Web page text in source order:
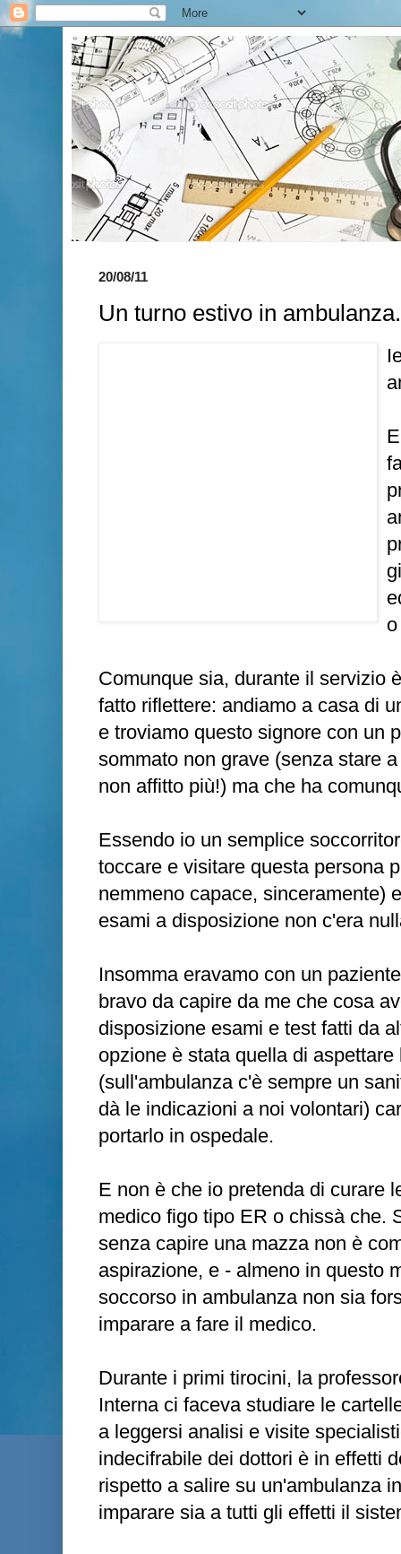
20/08/11
Un turno estivo in ambulanza.
Comunque sia, durante il servizio
fatto riflettere: andiamo a casa di
e troviamo questo signore con un
sommato non grave (senza stare
non affitto più!) ma che ha
Essendo io un semplice
toccare e visitare questa persona
nemmeno capace, sinceramente)
esami a disposizione non c'era
Insomma eravamo con un
bravo da capire da me che cosa
disposizione esami e test fatti da
opzione è stata quella di
(sull'ambulanza c'è sempre un
dà le indicazioni a noi volontari)
portarlo in ospedale.
E non è che io pretenda di curare
medico figo tipo ER o chissà che.
senza capire una mazza non è
aspirazione, e - almeno in questo
soccorso in ambulanza non sia
imparare a fare il medico.
Durante i primi tirocini, la
Interna ci faceva studiare le
a leggersi analisi e visite
indecifrabile dei dottori è in effetti
rispetto a salire su un'ambulanza
imparare sia a tutti gli effetti il